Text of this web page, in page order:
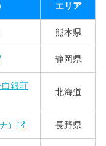
エリア
熊本県
静岡県
銀荘
北海道
） 長野県